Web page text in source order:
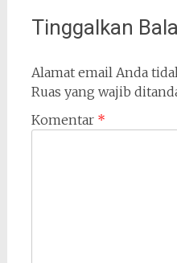
Tinggalkan
Alamat email Anda
Ruas yang wajib
Komentar *